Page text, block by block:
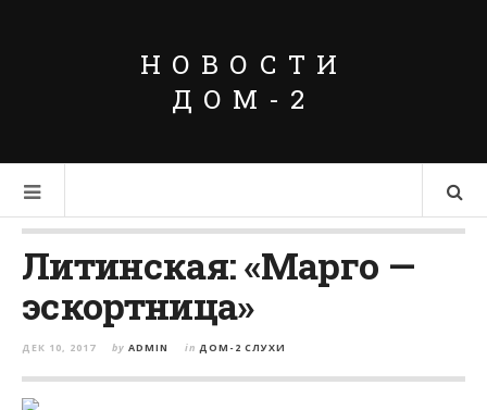
НОВОСТИ
ДОМ-2
Литинская: «Марго —
эскортница»
ДЕК 10, 2017 by ADMIN in ДОМ-2 СЛУХИ